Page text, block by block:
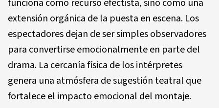
funciona como recurso efectista, sino como una
extensión orgánica de la puesta en escena. Los
espectadores dejan de ser simples observadores
para convertirse emocionalmente en parte del
drama. La cercanía física de los intérpretes
genera una atmósfera de sugestión teatral que
fortalece el impacto emocional del montaje.